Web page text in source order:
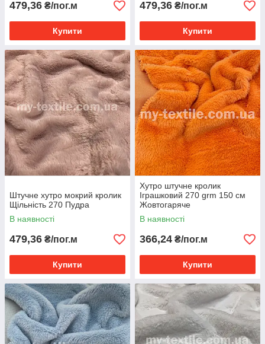
479,36 ₴/пог.м
Купити
479,36 ₴/пог.м
Купити
Штучне хутро мокрий кролик
Щільність 270 Пудра
В наявності
479,36 ₴/пог.м
Купити
Хутро штучне кролик
Іграшковий 270 grm 150 см
Жовтогаряче
В наявності
366,24 ₴/пог.м
Купити